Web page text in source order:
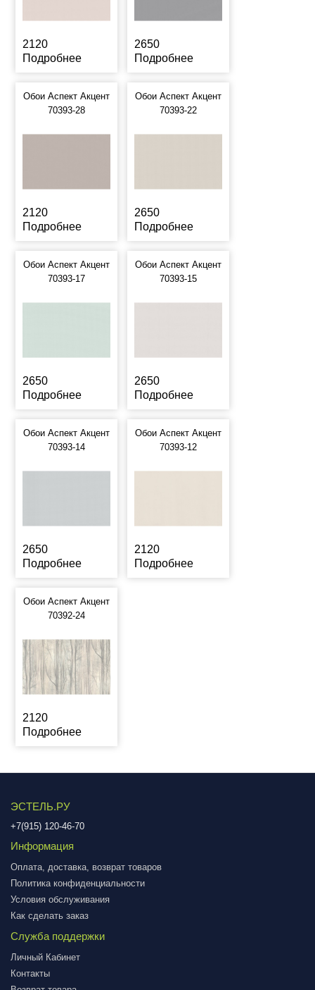
2120
Подробнее
2650
Подробнее
Обои Аспект Акцент
70393-28
2120
Подробнее
Обои Аспект Акцент
70393-22
2650
Подробнее
Обои Аспект Акцент
70393-17
2650
Подробнее
Обои Аспект Акцент
70393-15
2650
Подробнее
Обои Аспект Акцент
70393-14
2650
Подробнее
Обои Аспект Акцент
70393-12
2120
Подробнее
Обои Аспект Акцент
70392-24
2120
Подробнее
ЭСТЕЛЬ.РУ
+7(915) 120-46-70
Информация
Оплата, доставка, возврат товаров
Политика конфиденциальности
Условия обслуживания
Как сделать заказ
Служба поддержки
Личный Кабинет
Контакты